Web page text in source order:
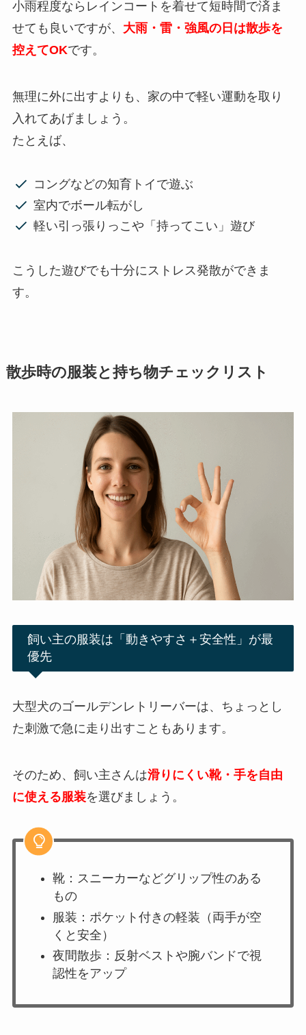
小雨程度ならレインコートを着せて短時間で済ま
せても良いですが、 大雨・雷・強風の日は散歩を
控えてOKです。
無理に外に出すよりも、家の中で軽い運動を取り
入れてあげましょう。
たとえば、
コングなどの知育トイで遊ぶ
室内でボール転がし
軽い引っ張りっこや「持ってこい」遊び
こうした遊びでも十分にストレス発散ができま
す。
散歩時の服装と持ち物チェックリスト
飼い主の服装は「動きやすさ＋安全性」が最
優先
大型犬のゴールデンレトリーバーは、ちょっとし
た刺激で急に走り出すこともあります。
そのため、飼い主さんは滑りにくい靴・手を自由
に使える服装を選びましょう。
靴：スニーカーなどグリップ性のある
もの
服装：ポケット付きの軽装（両手が空
くと安全）
夜間散歩：反射ベストや腕バンドで視
認性をアップ